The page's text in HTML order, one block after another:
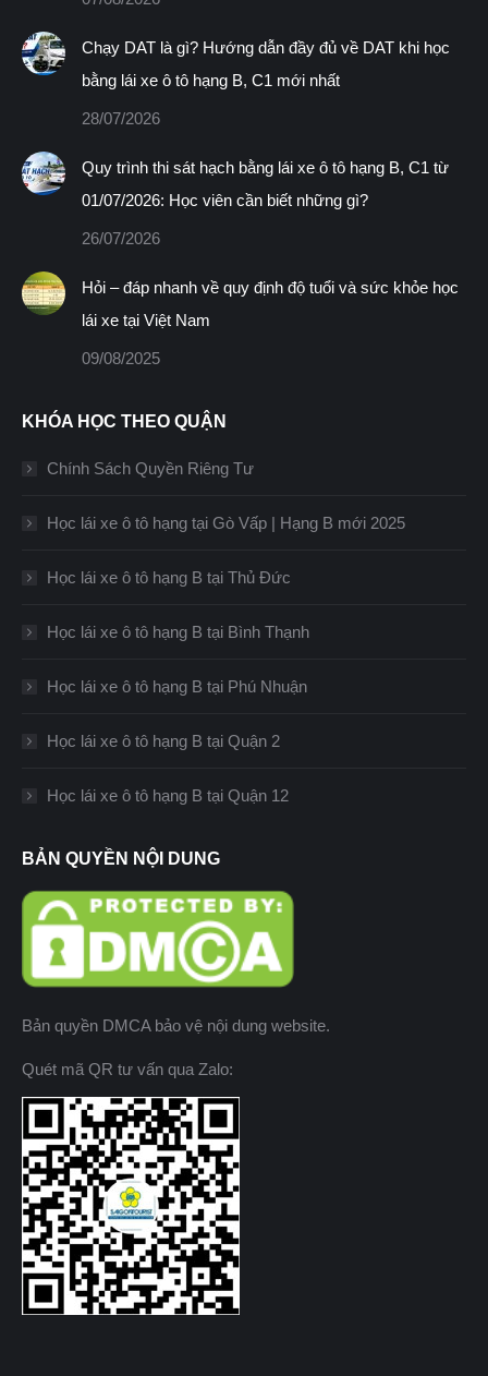
Chạy DAT là gì? Hướng dẫn đầy đủ về DAT khi học
bằng lái xe ô tô hạng B, C1 mới nhất
28/07/2026
Quy trình thi sát hạch bằng lái xe ô tô hạng B, C1 từ
01/07/2026: Học viên cần biết những gì?
26/07/2026
Hỏi – đáp nhanh về quy định độ tuổi và sức khỏe học
lái xe tại Việt Nam
09/08/2025
KHÓA HỌC THEO QUẬN
Chính Sách Quyền Riêng Tư
Học lái xe ô tô hạng tại Gò Vấp | Hạng B mới 2025
Học lái xe ô tô hạng B tại Thủ Đức
Học lái xe ô tô hạng B tại Bình Thạnh
Học lái xe ô tô hạng B tại Phú Nhuận
Học lái xe ô tô hạng B tại Quận 2
Học lái xe ô tô hạng B tại Quận 12
BẢN QUYỀN NỘI DUNG
Bản quyền DMCA bảo vệ nội dung website.
Quét mã QR tư vấn qua Zalo: